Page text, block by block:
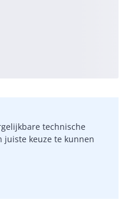
technische
juiste keuze te kunnen